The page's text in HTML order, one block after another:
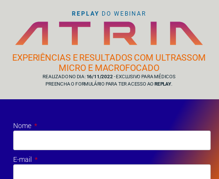
REPLAY DO WEBINAR
EXPERIÊNCIAS E RESULTADOS COM ULTRASSOM
MICRO E MACROFOCADO
REALIZADO NO DIA:16/11/2022 - EXCLUSIVO PARA MÉDICOS
PREENCHA O FORMULÁRIO PARA TER ACESSO AOREPLAY.
Nome
E-mail